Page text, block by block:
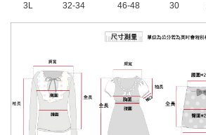
3L 32-34 46-48 30